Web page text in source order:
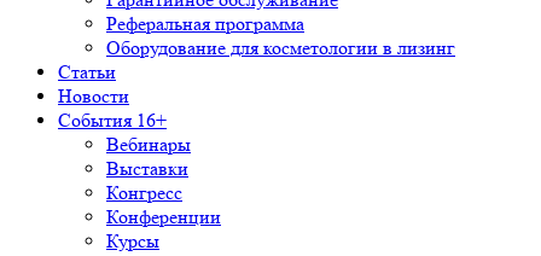
Реферальная программа
Оборудование для косметологии в лизинг
Статьи
Новости
События 16+
Вебинары
Выставки
Конгресс
Конференции
Курсы